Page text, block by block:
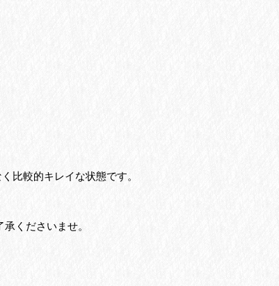
較的キレイな状態です。
くださいませ。